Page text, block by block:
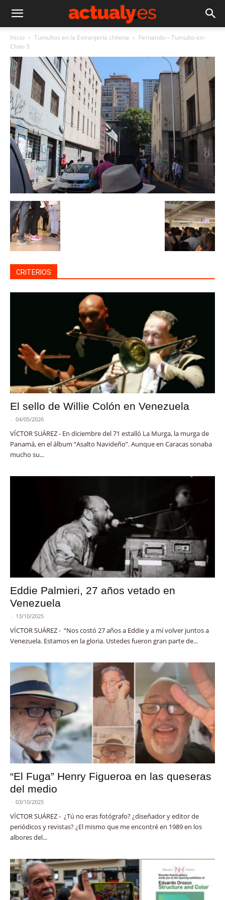
Inicio Tumultos en la Extranjería chilena
Fernando---Tumulto-en-
Chile-3
CRITERIOS
El sello de Willie Colón en Venezuela
- 04/05/2026
VÍCTOR SUÁREZ - En diciembre del 71 estalló La Murga, la murga de
Panamá, en el álbum “Asalto Navideño”. Aunque en Caracas sonaba
mucho su...
Eddie Palmieri, 27 años vetado en
Venezuela
- 13/10/2025
VÍCTOR SUÁREZ - “Nos costó 27 años a Eddie y a mí volver juntos a
Venezuela. Estamos en la gloria. Ustedes fueron gran parte de...
“El Fuga” Henry Figueroa en las queseras
del medio
- 03/10/2025
VÍCTOR SUÁREZ - ¿Tú no eras fotógrafo? ¿diseñador y editor de
periódicos y revistas? ¿El mismo que me encontré en 1989 en los
albores del...